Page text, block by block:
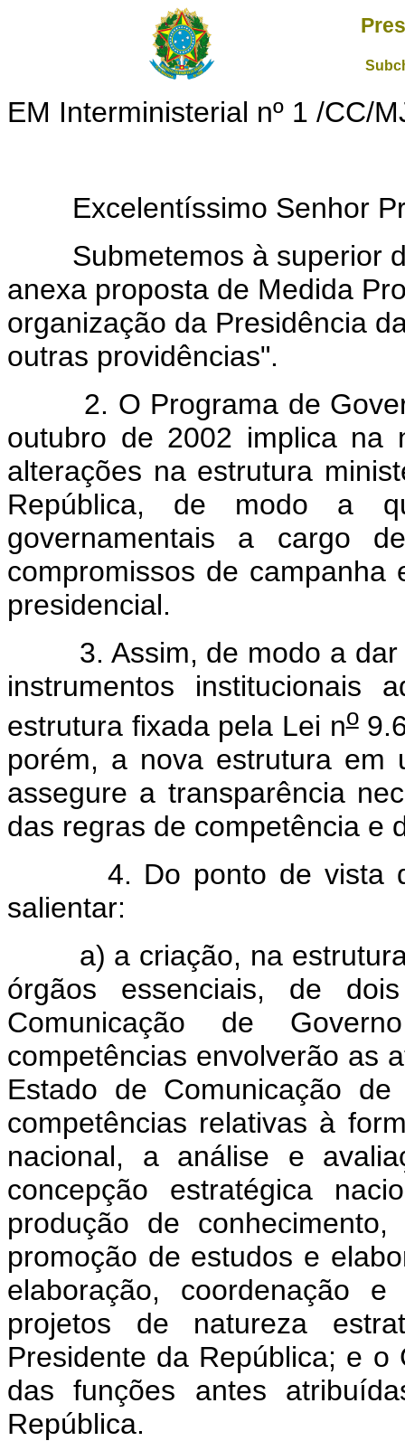
EM Interministerial nº 1 /CC/
Excelentíssimo Senhor
Submetemos à superior
anexa proposta de Medida
organização da Presidência
outras providências".
2. O Programa de
outubro de 2002 implica na
alterações na estrutura
República, de modo a
governamentais a cargo
compromissos de
presidencial.
3. Assim, de modo a dar
instrumentos institucionais
estrutura fixada pela Lei no
porém, a nova estrutura em
assegure a transparência
das regras de competência e
4. Do ponto de vista das
salientar:
a) a criação, na estrutura
órgãos essenciais, de
Comunicação de
competências envolverão as
Estado de Comunicação
competências relativas à
nacional, a análise e
concepção estratégica
produção de
promoção de estudos e
elaboração, coordenação
projetos de natureza
Presidente da República; e o
das funções antes
República.